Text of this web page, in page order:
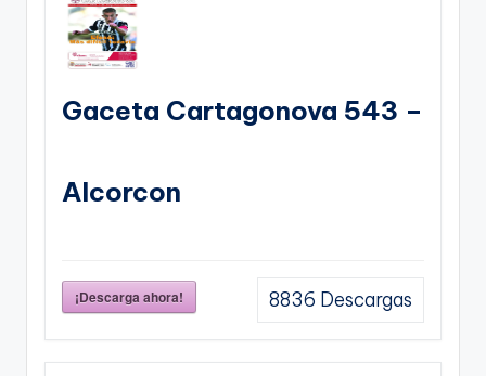
Gaceta Cartagonova 543 –
Alcorcon
¡Descarga ahora! 8836 Descargas